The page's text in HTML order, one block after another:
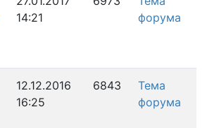
14:21
форума
12.12.2016
16:25
6843
Тема
форума